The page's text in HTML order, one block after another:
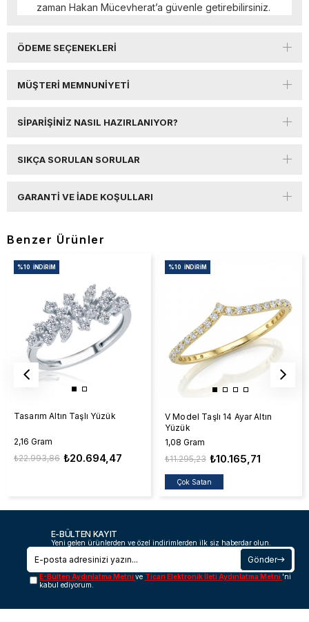
zaman Hakan Mücevherat’a güvenle getirebilirsiniz.
ÖDEME SEÇENEKLERI
MÜŞTERI MEMNUNIYETI
SIPARIŞINIZ NASIL HAZIRLANIYOR?
SIKÇA SORULAN SORULAR
GARANTI VE İADE KOŞULLARI
Benzer Ürünler
Tasarım Altın Taşlı Yüzük
2,16 Gram
₺20.694,47
₺22.993,86
%10 İNDIRIM
V Model Taşlı 14 Ayar Altın
Yüzük
1,08 Gram
₺10.165,71
₺11.295,23
Çok Satan
%10 İNDIRIM
E-BÜLTEN KAYIT
Yeni gelen ürünlerden ve özel indirimlerden ilk siz haberdar olun.
Gönder
E-Bülten Aydınlatma Metnive Ticari Elektronik İleti Aydınlatma Metni 'ni
kabul ediyorum.